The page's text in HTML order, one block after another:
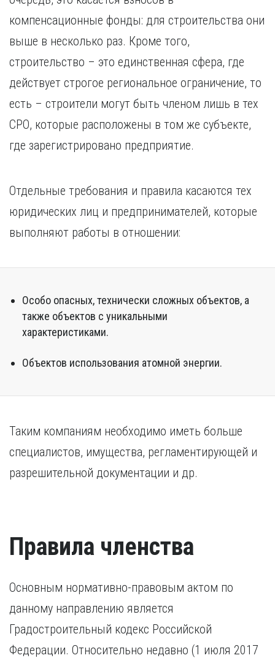
компенсационные фонды: для строительства они
выше в несколько раз. Кроме того,
строительство – это единственная сфера, где
действует строгое региональное ограничение, то
есть – строители могут быть членом лишь в тех
СРО, которые расположены в том же субъекте,
где зарегистрировано предприятие.
Отдельные требования и правила касаются тех
юридических лиц и предпринимателей, которые
выполняют работы в отношении:
Особо опасных, технически сложных объектов, а
также объектов с уникальными
характеристиками.
Объектов использования атомной энергии.
Таким компаниям необходимо иметь больше
специалистов, имущества, регламентирующей и
разрешительной документации и др.
Правила членства
Основным нормативно-правовым актом по
данному направлению является
Градостроительный кодекс Российской
Федерации. Относительно недавно (1 июля 2017